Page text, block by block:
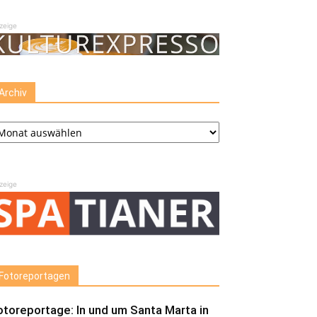
Fotoreportagen
In und um Santa Marta in